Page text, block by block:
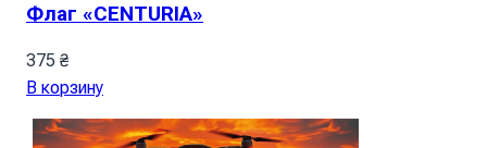
Флаг «CENTURIA»
375 ₴
В корзину